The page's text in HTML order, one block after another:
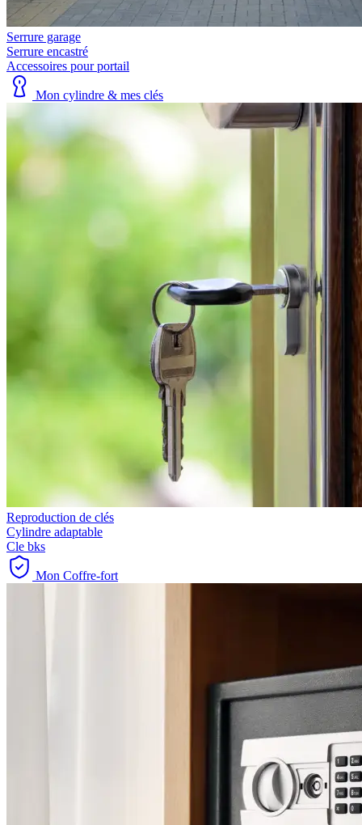
Serrure garage
Serrure encastré
Accessoires pour portail
Mon cylindre & mes clés
Reproduction de clés
Cylindre adaptable
Cle bks
Mon Coffre-fort